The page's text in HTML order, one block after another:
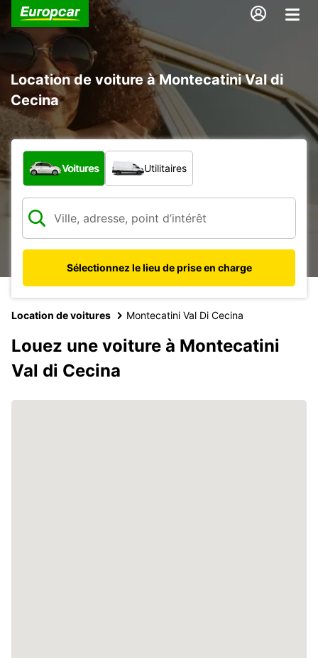
Location de voiture à Montecatini Val di
Cecina
Quel type de véhicule ?
Voitures Utilitaires
Sélectionnez le lieu de prise en charge
Location de voitures Montecatini Val Di Cecina
Louez une voiture à Montecatini
Val di Cecina